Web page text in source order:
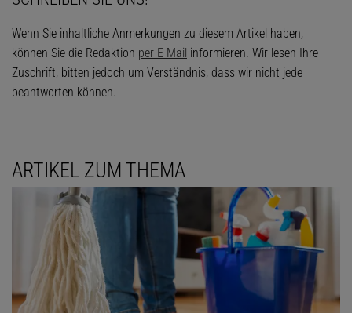
Wenn Sie inhaltliche Anmerkungen zu diesem Artikel haben,
können Sie die Redaktion per E-Mail informieren. Wir lesen Ihre
Zuschrift, bitten jedoch um Verständnis, dass wir nicht jede
beantworten können.
ARTIKEL ZUM THEMA